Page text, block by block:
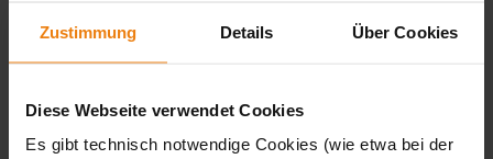
Zustimmung Details Über Cookies
Diese Webseite verwendet Cookies
Es gibt technisch notwendige Cookies (wie etwa bei der